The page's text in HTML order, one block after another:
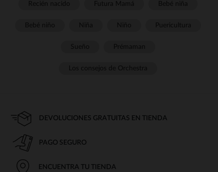
DEVOLUCIONES GRATUITAS EN TIENDA
PAGO SEGURO
ENCUENTRA TU TIENDA